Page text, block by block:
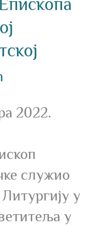
2022.
служио
Литургију у
у